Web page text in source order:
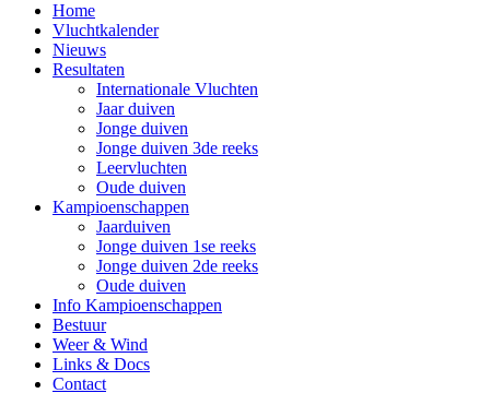
Home
Vluchtkalender
Nieuws
Resultaten
Internationale Vluchten
Jaar duiven
Jonge duiven
Jonge duiven 3de reeks
Leervluchten
Oude duiven
Kampioenschappen
Jaarduiven
Jonge duiven 1se reeks
Jonge duiven 2de reeks
Oude duiven
Info Kampioenschappen
Bestuur
Weer & Wind
Links & Docs
Contact